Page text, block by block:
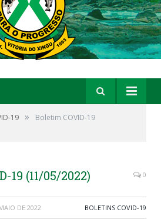
19 »
Boletim COVID-19
19 (11/05/2022) 0
DE 2022 BOLETINS COVID-19